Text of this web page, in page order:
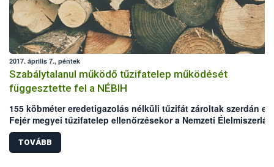
2017. április 7., péntek
Szabálytalanul működő tűzifatelep működését
függesztette fel a NÉBIH
155 köbméter eredetigazolás nélküli tűzifát zároltak szerdán
Fejér megyei tűzifatelep ellenőrzésekor a Nemzeti
biztonsági Hivatal (NÉBIH) ellenőrei. A vizsgálat során a
kereskedelmi és reklám tevékenységének tiltására is sor került
jogszerű működéshez szükséges feltételek megteremtéséig.
TOVÁBB